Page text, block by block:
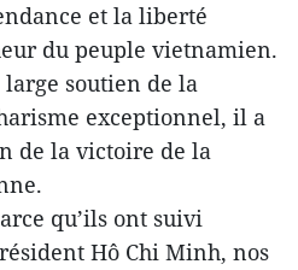
et la liberté
du peuple vietnamien.
soutien de la
exceptionnel, il a
de la victoire de la
qu’ils ont suivi
Hô Chi Minh, nos